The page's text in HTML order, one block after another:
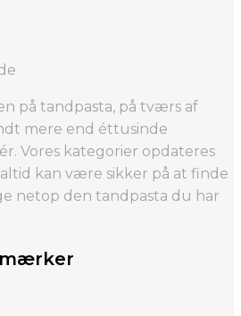
på tandpasta, på tværs af
mere end éttusinde
Vores kategorier opdateres
kan være sikker på at finde
netop den tandpasta du har